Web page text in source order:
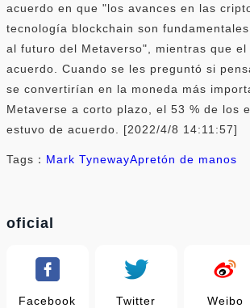
acuerdo en que "los avances en las
tecnología blockchain son
al futuro del Metaverso", mientras que el
acuerdo. Cuando se les preguntó si
se convertirían en la moneda más
Metaverse a corto plazo, el 53 % de los
estuvo de acuerdo. [2022/4/8 14:11:57]
Tags： Mark TynewayApretón de manos
oficial
Facebook Twitter Weibo